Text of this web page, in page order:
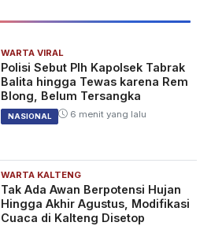
WARTA VIRAL
Polisi Sebut Plh Kapolsek Tabrak
Balita hingga Tewas karena Rem
Blong, Belum Tersangka
NASIONAL 6 menit yang lalu
WARTA KALTENG
Tak Ada Awan Berpotensi Hujan
Hingga Akhir Agustus, Modifikasi
Cuaca di Kalteng Disetop